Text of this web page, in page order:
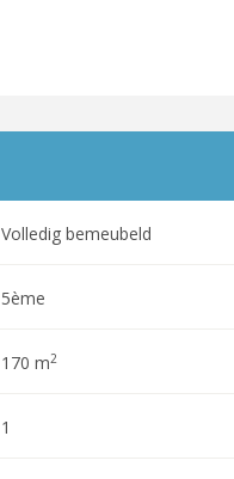
Volledig bemeubeld
5ème
170 m2
1